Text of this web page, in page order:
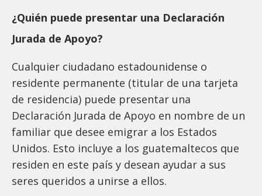
¿Quién puede presentar una Declaración
Jurada de Apoyo?
Cualquier ciudadano estadounidense o
residente permanente (titular de una tarjeta
de residencia) puede presentar una
Declaración Jurada de Apoyo en nombre de un
familiar que desee emigrar a los Estados
Unidos. Esto incluye a los guatemaltecos que
residen en este país y desean ayudar a sus
seres queridos a unirse a ellos.